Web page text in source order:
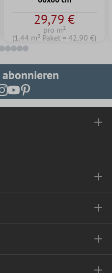
29,79 €
pro m²
(1.44 m² Paket = 42,90 €)